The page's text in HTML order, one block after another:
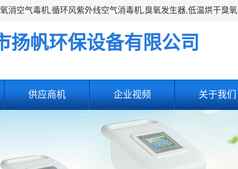
扬帆环保设备有限公司
供应商机 企业视频 关于我们